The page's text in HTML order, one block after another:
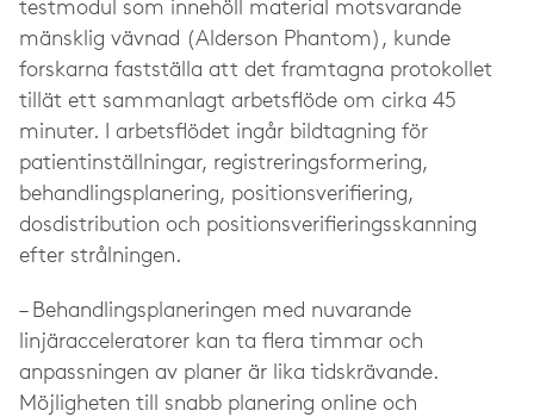
testmodul som innehöll material motsvarande
mänsklig vävnad (Alderson Phantom), kunde
forskarna fastställa att det framtagna protokollet
tillät ett sammanlagt arbetsflöde om cirka 45
minuter. I arbetsflödet ingår bildtagning för
patientinställningar, registreringsformering,
behandlingsplanering, positionsverifiering,
dosdistribution och positionsverifieringsskanning
efter strålningen.
– Behandlingsplaneringen med nuvarande
linjäracceleratorer kan ta flera timmar och
anpassningen av planer är lika tidskrävande.
Möjligheten till snabb planering online och